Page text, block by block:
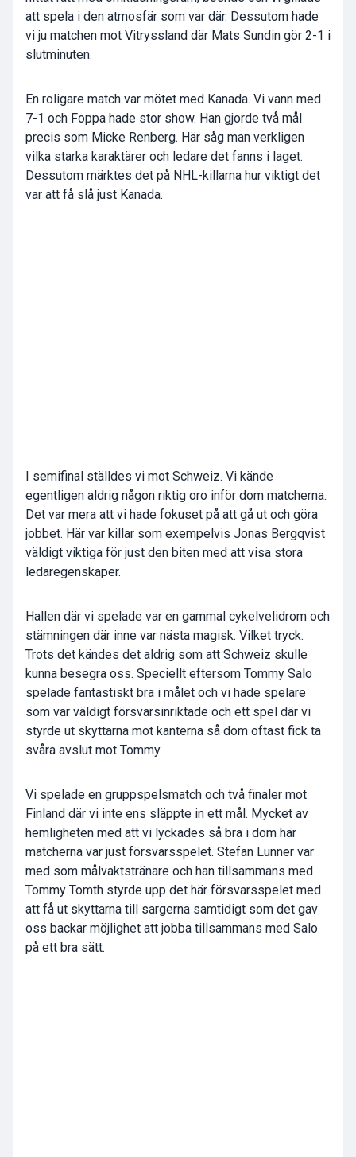
att spela i den atmosfär som var där. Dessutom hade
vi ju matchen mot Vitryssland där Mats Sundin gör 2-1 i
slutminuten.
En roligare match var mötet med Kanada. Vi vann med
7-1 och Foppa hade stor show. Han gjorde två mål
precis som Micke Renberg. Här såg man verkligen
vilka starka karaktärer och ledare det fanns i laget.
Dessutom märktes det på NHL-killarna hur viktigt det
var att få slå just Kanada.
I semifinal ställdes vi mot Schweiz. Vi kände
egentligen aldrig någon riktig oro inför dom matcherna.
Det var mera att vi hade fokuset på att gå ut och göra
jobbet. Här var killar som exempelvis Jonas Bergqvist
väldigt viktiga för just den biten med att visa stora
ledaregenskaper.
Hallen där vi spelade var en gammal cykelvelidrom och
stämningen där inne var nästa magisk. Vilket tryck.
Trots det kändes det aldrig som att Schweiz skulle
kunna besegra oss. Speciellt eftersom Tommy Salo
spelade fantastiskt bra i målet och vi hade spelare
som var väldigt försvarsinriktade och ett spel där vi
styrde ut skyttarna mot kanterna så dom oftast fick ta
svåra avslut mot Tommy.
Vi spelade en gruppspelsmatch och två finaler mot
Finland där vi inte ens släppte in ett mål. Mycket av
hemligheten med att vi lyckades så bra i dom här
matcherna var just försvarsspelet. Stefan Lunner var
med som målvaktstränare och han tillsammans med
Tommy Tomth styrde upp det här försvarsspelet med
att få ut skyttarna till sargerna samtidigt som det gav
oss backar möjlighet att jobba tillsammans med Salo
på ett bra sätt.